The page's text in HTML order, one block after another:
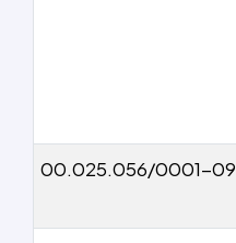
00.025.056/0001-09